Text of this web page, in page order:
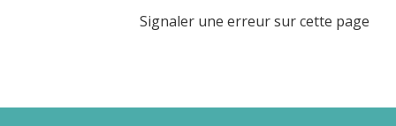
Signaler une erreur sur cette page